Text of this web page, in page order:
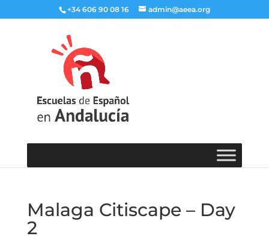
+34 606 90 08 16 admin@aeea.org
Malaga Citiscape – Day
2